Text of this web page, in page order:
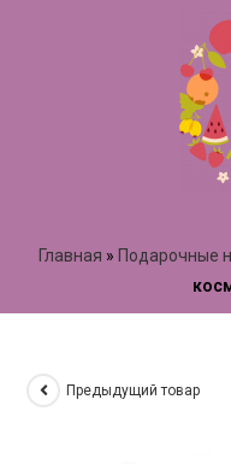
Главная » Подарочные
Предыдущий товар